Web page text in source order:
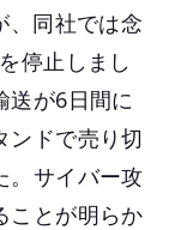
、同社では念
停止しまし
送が6日間に
ンドで売り切
。サイバー攻
ことが明らか